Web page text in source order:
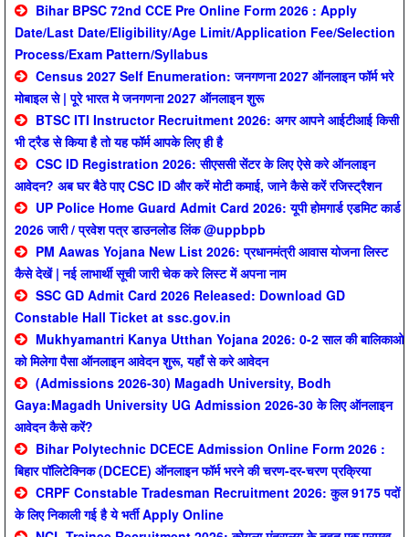
Bihar BPSC 72nd CCE Pre Online Form 2026 : Apply
Date/Last Date/Eligibility/Age Limit/Application Fee/Selection
Process/Exam Pattern/Syllabus
Census 2027 Self Enumeration: जनगणना 2027 ऑनलाइन फॉर्म भरे
मोबाइल से | पूरे भारत मे जनगणना 2027 ऑनलाइन शुरू
BTSC ITI Instructor Recruitment 2026: अगर आपने आईटीआई किसी
भी ट्रैड से किया है तो यह फॉर्म आपके लिए ही है
CSC ID Registration 2026: सीएससी सेंटर के लिए ऐसे करे ऑनलाइन
आवेदन? अब घर बैठे पाए CSC ID और करें मोटी कमाई, जाने कैसे करें रजिस्ट्रैशन
UP Police Home Guard Admit Card 2026: यूपी होमगार्ड एडमिट कार्ड
2026 जारी / प्रवेश पत्र डाउनलोड लिंक @uppbpb
PM Aawas Yojana New List 2026: प्रधानमंत्री आवास योजना लिस्ट
कैसे देखें | नई लाभार्थी सूची जारी चेक करे लिस्ट में अपना नाम
SSC GD Admit Card 2026 Released: Download GD
Constable Hall Ticket at ssc.gov.in
Mukhyamantri Kanya Utthan Yojana 2026: 0-2 साल की बालिकाओ
को मिलेगा पैसा ऑनलाइन आवेदन शुरू, यहाँ से करे आवेदन
(Admissions 2026-30) Magadh University, Bodh
Gaya:Magadh University UG Admission 2026-30 के लिए ऑनलाइन
आवेदन कैसे करें?
Bihar Polytechnic DCECE Admission Online Form 2026 :
बिहार पॉलिटेक्निक (DCECE) ऑनलाइन फॉर्म भरने की चरण-दर-चरण प्रक्रिया
CRPF Constable Tradesman Recruitment 2026: कुल 9175 पदों
के लिए निकाली गई है ये भर्ती Apply Online